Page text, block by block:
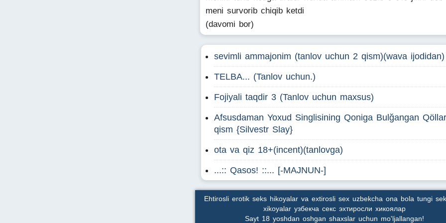
meni survorib chiqib ketdi
(davomi bor)
sevimli ammajonim (tanlov uchun 2 qism)(wava ijodidan)
TELBA... (Tanlov uchun.)
Fojiyali taqdir 3 (Tanlov uchun maxsus)
Afsusdaman Yoxud Singlisining Qoniga Bulğangan
qism {Silvestr Slay}
ota va qiz 18+(incent)(tanlovga)
...:: Qasos! ::... [-MAJNUN-]
Ehtirosli erotik seks hikoyalar va extirosli sex uzbekcha ona bola tungi
xikoyalar узбекча секс эхтиросли хикоялар
Sayt 18 yoshdan oshgan shaxslar uchun mo'ljallangan!